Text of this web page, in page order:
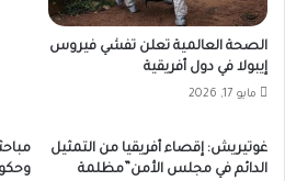
الصحة العالمية تعلن تفشي فيروس
إيبولا في دول أفريقية
مايو 17, 2026
غوتيريش: إقصاء أفريقيا من التمثيل
الدائم في مجلس الأمن”مظلمة